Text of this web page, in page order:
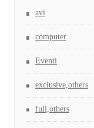
avi
computer
Eventi
exclusive,others
full,others